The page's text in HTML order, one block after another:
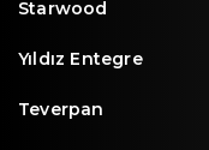
Starwood
Yıldız Entegre
Teverpan